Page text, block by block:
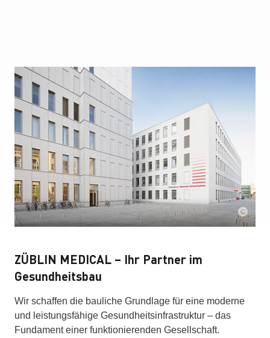
ZÜBLIN MEDICAL – Ihr Partner im
Gesundheitsbau
Wir schaffen die bauliche Grundlage für eine moderne
und leistungsfähige Gesundheitsinfrastruktur – das
Fundament einer funktionierenden Gesellschaft.